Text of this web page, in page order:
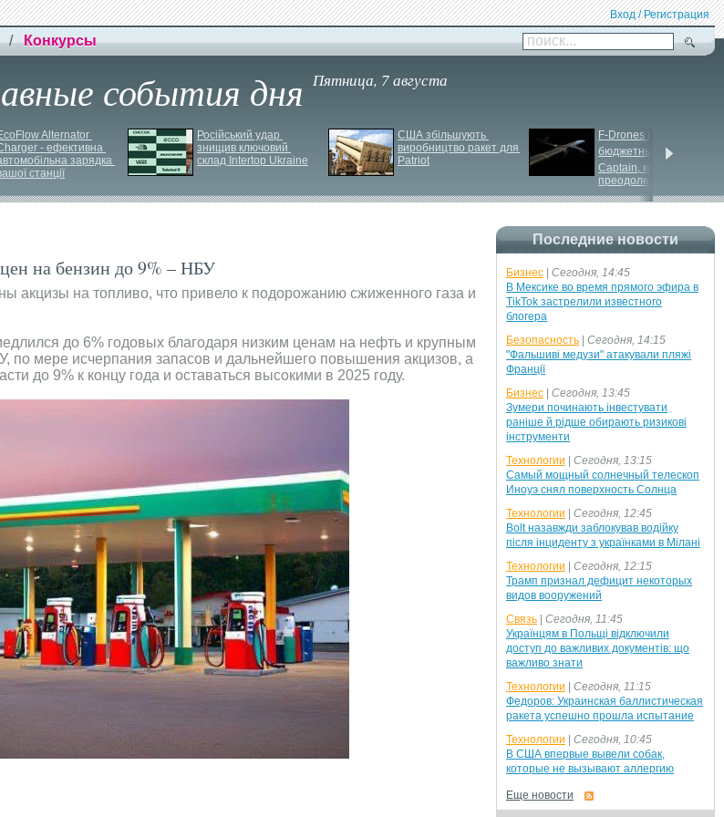
Вход / Регистрация
/ Конкурсы поиск...
события дня Пятница, 7 августа
Alternator
- ефективна
зарядка
станції
Російський удар
знищив ключовий
склад Intertop Ukraine
США збільшують
виробництво ракет для
Patriot
F-Drones представила
бюджетный дрон F-
Сaptain, который
преодолевает 100 км
на бензин до 9% – НБУ
акцизы на топливо, что привело к подорожанию сжиженного газа и
до 6% годовых благодаря низким ценам на нефть и крупным
по мере исчерпания запасов и дальнейшего повышения акцизов, а
до 9% к концу года и оставаться высокими в 2025 году.
Последние новости
Бизнес
Сегодня, 14:45
В Мексике во время прямого эфира в
TikTok застрелили известного
блогера
Безопасность
Сегодня, 14:15
"Фальшиві медузи" атакували пляжі
Франції
Бизнес
Сегодня, 13:45
Зумери починають інвестувати
раніше й рідше обирають ризикові
інструменти
Технологии
Сегодня, 13:15
Самый мощный солнечный телескоп
Иноуэ снял поверхность Солнца
Технологии
Сегодня, 12:45
Bolt назавжди заблокував водійку
після інциденту з українками в Мілані
Технологии
Сегодня, 12:15
Трамп признал дефицит некоторых
видов вооружений
Связь
Сегодня, 11:45
Українцям в Польщі відключили
доступ до важливих документів: що
важливо знати
Технологии
Сегодня, 11:15
Федоров: Украинская баллистическая
ракета успешно прошла испытание
Технологии
Сегодня, 10:45
В США впервые вывели собак,
которые не вызывают аллергию
Еще новости